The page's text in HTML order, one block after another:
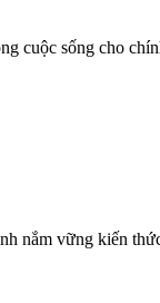
cuộc sống cho
nắm vững kiến